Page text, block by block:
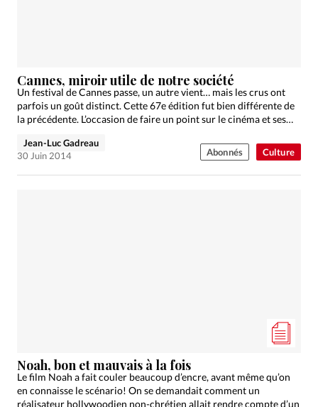
Culture
Cannes, miroir utile de notre société
Un festival de Cannes passe, un autre vient… mais les crus ont
parfois un goût distinct. Cette 67e édition fut bien différente de
la précédente. L’occasion de faire un point sur le cinéma et ses…
Jean-Luc Gadreau
30 Juin 2014
Abonnés
Noah, bon et mauvais à la fois
Le film Noah a fait couler beaucoup d’encre, avant même qu’on
en connaisse le scénario! On se demandait comment un
réalisateur hollywoodien non-chrétien allait rendre compte d’un